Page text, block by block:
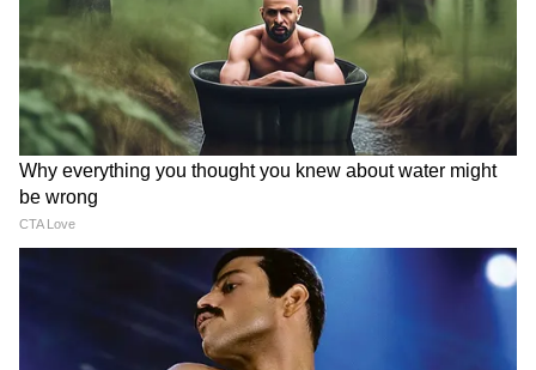
এটি ২০.৫১ কিমি/লিটার থেকে ২৬.১১ কিমি/
কেজি (সিএনজিতে) মাইলেজ প্রদান করে
পাওয়ারট্রেইনটি ১০৩ PS এবং ১৩৭ Nm উৎপন্ন